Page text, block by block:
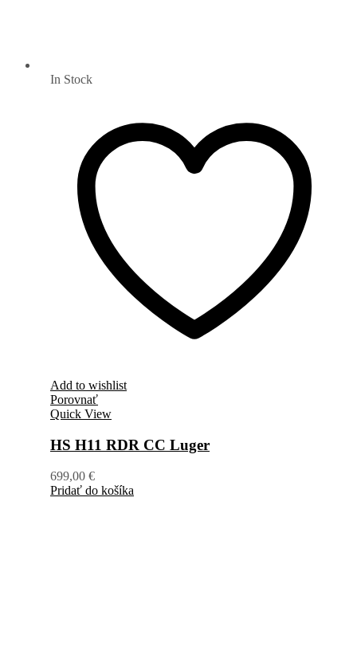
In Stock
Add to wishlist
Porovnať
Quick View
HS H11 RDR CC Luger
699,00 €
Pridať do košíka